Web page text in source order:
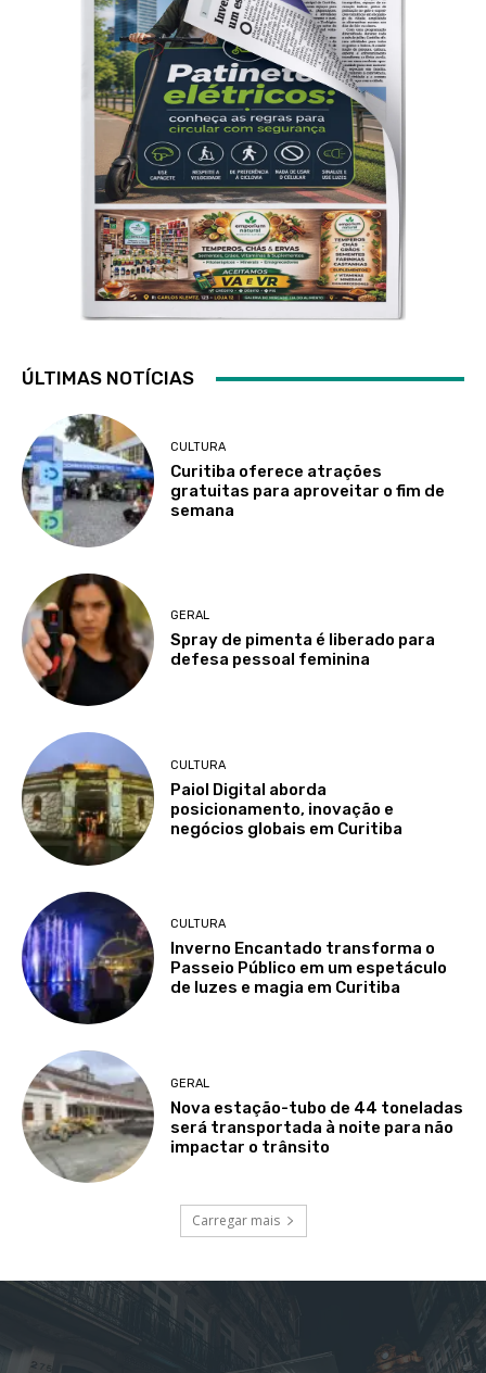
ÚLTIMAS NOTÍCIAS
CULTURA
Curitiba oferece atrações
gratuitas para aproveitar o fim de
semana
GERAL
Spray de pimenta é liberado para
defesa pessoal feminina
CULTURA
Paiol Digital aborda
posicionamento, inovação e
negócios globais em Curitiba
CULTURA
Inverno Encantado transforma o
Passeio Público em um espetáculo
de luzes e magia em Curitiba
GERAL
Nova estação-tubo de 44 toneladas
será transportada à noite para não
impactar o trânsito
Carregar mais